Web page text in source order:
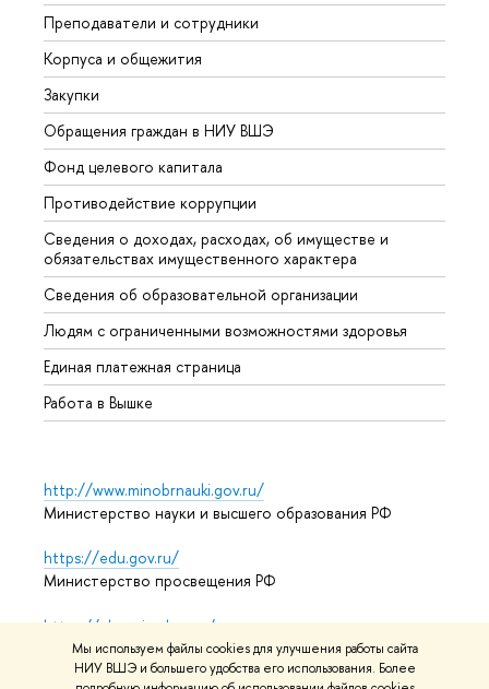
Мы используем файлы cookies для улучшения работы сайта
НИУ ВШЭ и большего удобства его использования. Более
Преподаватели и сотрудники
Корпуса и общежития
Закупки
Обращения граждан в НИУ ВШЭ
Фонд целевого капитала
Противодействие коррупции
Сведения о доходах, расходах, об имуществе и
обязательствах имущественного характера
Сведения об образовательной организации
Людям с ограниченными возможностями здоровья
Единая платежная страница
Работа в Вышке
http://www.minobrnauki.gov.ru/
Министерство науки и высшего образования РФ
https://edu.gov.ru/
Министерство просвещения РФ
https://elearning.hse.ru/mooc
Массовые открытые онлайн-курсы